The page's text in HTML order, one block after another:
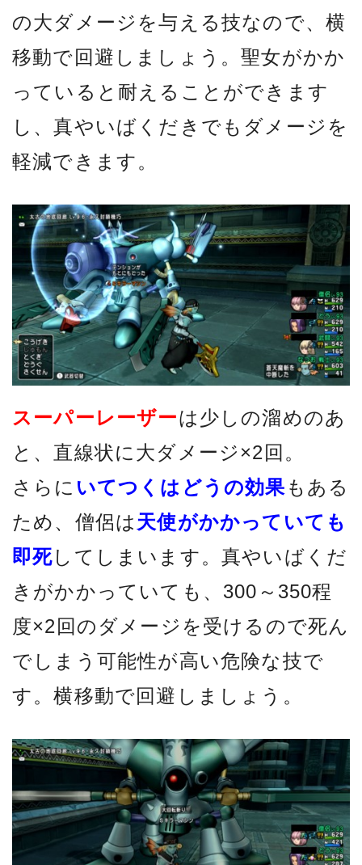
の大ダメージを与える技なので、横
移動で回避しましょう。聖女がかか
っていると耐えることができます
し、真やいばくだきでもダメージを
軽減できます。
スーパーレーザーは少しの溜めのあ
と、直線状に大ダメージ×2回。
さらに いてつくはどうの効果 もある
ため、僧侶は天使がかかっていても
即死してしまいます。真やいばくだ
きがかかっていても、300～350程
度×2回のダメージを受けるので死ん
でしまう可能性が高い危険な技で
す。横移動で回避しましょう。